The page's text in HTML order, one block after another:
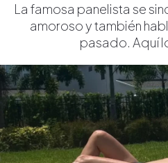
La famosa panelista se
amoroso y también
pasado. Aquí